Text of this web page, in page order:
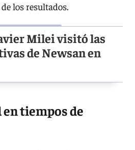
los resultados.
Milei visitó las
de Newsan en
tiempos de